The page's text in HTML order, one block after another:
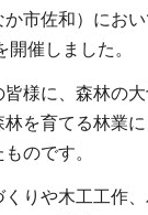
市佐和）にお
催しました。
様に、森林の
を育てる林業
のです。
りや木工工作、